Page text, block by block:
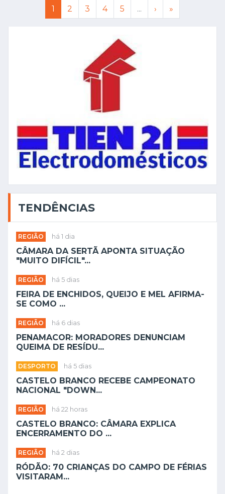
1 2 3 4 5 ... › »
TENDÊNCIAS
REGIÃO há 1 dia
CÂMARA DA SERTÃ APONTA SITUAÇÃO
"MUITO DIFÍCIL"...
REGIÃO há 5 dias
FEIRA DE ENCHIDOS, QUEIJO E MEL AFIRMA-
SE COMO ...
REGIÃO há 6 dias
PENAMACOR: MORADORES DENUNCIAM
QUEIMA DE RESÍDU...
DESPORTO há 5 dias
CASTELO BRANCO RECEBE CAMPEONATO
NACIONAL "DOWN...
REGIÃO há 22 horas
CASTELO BRANCO: CÂMARA EXPLICA
ENCERRAMENTO DO ...
REGIÃO há 2 dias
RÓDÃO: 70 CRIANÇAS DO CAMPO DE FÉRIAS
VISITARAM...